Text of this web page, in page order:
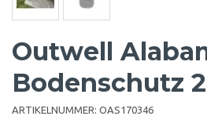
Outwell
Bodenschutz
ARTIKELNUMMER: OAS170346